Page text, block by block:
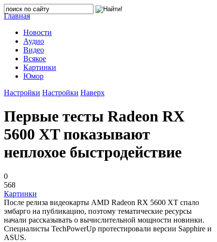
Главная
Новости
Аудио
Видео
Всякое
Картинки
Юмор
Настройки Настройки Наверх
Первые тесты Radeon RX
5600 XT показывают
неплохое быстродействие
0
568
Картинки
После релиза видеокарты AMD Radeon RX 5600 XT спало
эмбарго на публикацию, поэтому тематические ресурсы
начали рассказывать о вычислительной мощности новинки.
Специалисты TechPowerUp протестировали версии Sapphire и
ASUS.